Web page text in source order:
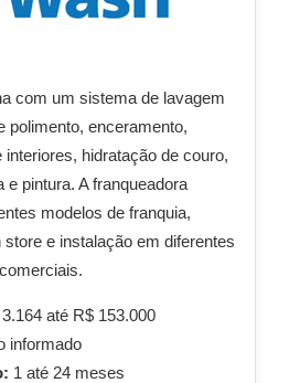
com um sistema de lavagem
polimento, enceramento,
hidratação de couro,
e pintura. A franqueadora
modelos de franquia,
store e instalação em diferentes
até R$ 153.000
informado
1 até 24 meses